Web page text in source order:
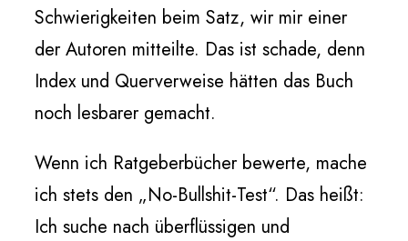
Schwierigkeiten beim Satz, wir mir einer
der Autoren mitteilte. Das ist schade, denn
Index und Querverweise hätten das Buch
noch lesbarer gemacht.
Wenn ich Ratgeberbücher bewerte, mache
ich stets den „No-Bullshit-Test“. Das heißt:
Ich suche nach überflüssigen und